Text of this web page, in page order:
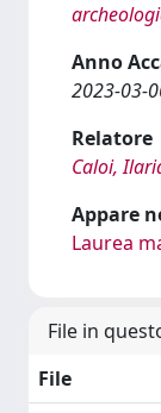
Anno
2023-03-
Relatore
Caloi,
Appare
Laurea
File in
File